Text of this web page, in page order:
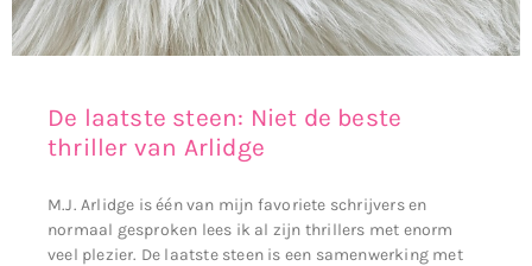
De laatste steen: Niet de beste
thriller van Arlidge
M.J. Arlidge is één van mijn favoriete schrijvers en
normaal gesproken lees ik al zijn thrillers met enorm
veel plezier. De laatste steen is een samenwerking met